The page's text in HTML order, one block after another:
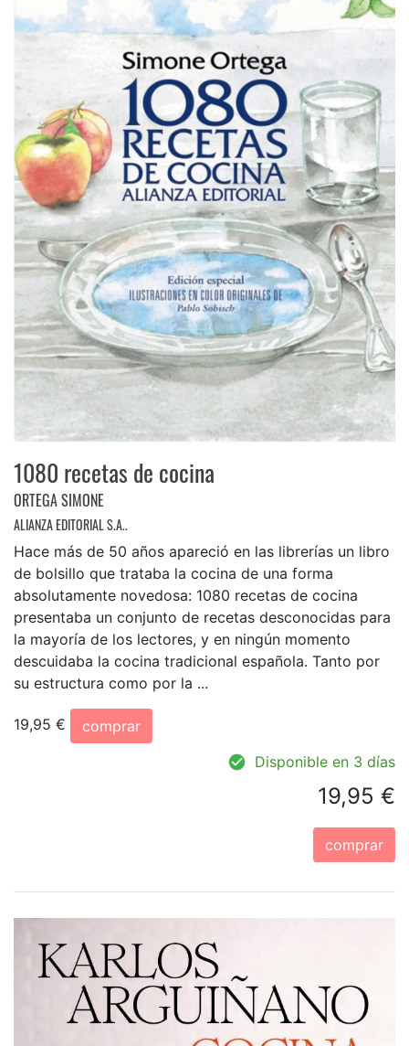
1080 recetas de cocina
ORTEGA SIMONE
ALIANZA EDITORIAL S.A..
Hace más de 50 años apareció en las librerías un libro
de bolsillo que trataba la cocina de una forma
absolutamente novedosa: 1080 recetas de cocina
presentaba un conjunto de recetas desconocidas para
la mayoría de los lectores, y en ningún momento
descuidaba la cocina tradicional española. Tanto por
su estructura como por la ...
19,95 €
comprar
Disponible en 3 días
19,95 €
comprar